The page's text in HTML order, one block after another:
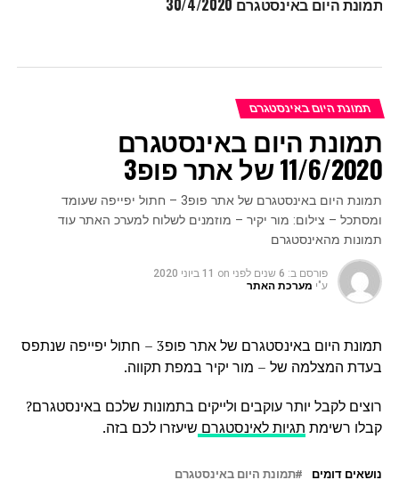
תמונת היום באינסטגרם 30/4/2020
תמונת היום באינסטגרם
תמונת היום באינסטגרם
11/6/2020 של אתר פופ3
תמונת היום באינסטגרם של אתר פופ3 – חתול יפייפה שעומד
ומסתכל – צילום: מור יקיר – מוזמנים לשלוח למערכ האתר עוד
תמונות מהאינסטגרם
פורסם ב: 6 שנים לפני on 11 ביוני 2020
ע"י מערכת האתר
תמונת היום באינסטגרם של אתר פופ3 – חתול יפייפה שנתפס
בעדת המצלמה של – מור יקיר במפת תקווה.
רוצים לקבל יותר עוקבים ולייקים בתמונות שלכם באינסטגרם?
קבלו רשימת תגיות לאינסטגרם שיעזרו לכם בזה.
נושאים דומים תמונת היום באינסטגרם